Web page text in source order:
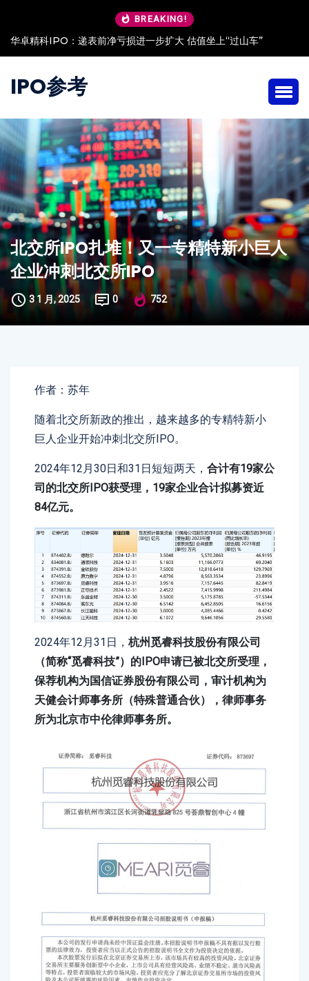
BREAKING!
华卓精科IPO：递表前净亏损进一步扩大 估值坐上“过山车”
IPO参考
北交所IPO扎堆！又一专精特新小巨人
企业冲刺北交所IPO
3 1 月, 2025 0 752
作者：苏年
随着北交所新政的推出，越来越多的专精特新小
巨人企业开始冲刺北交所IPO。
2024年12月30日和31日短短两天， 合计有19家公
司的北交所IPO获受理，19家企业合计拟募资近
84亿元。
2024年12月31日， 杭州觅睿科技股份有限公司
（简称“觅睿科技”）的IPO申请已被北交所受理，
保荐机构为国信证券股份有限公司，审计机构为
天健会计师事务所（特殊普通合伙），律师事务
所为北京市中伦律师事务所。